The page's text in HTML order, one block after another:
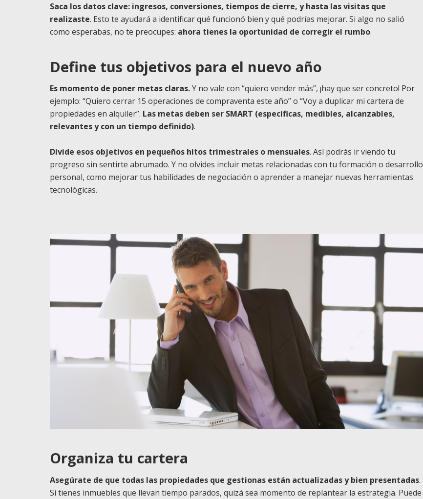
Saca los datos clave: ingresos, conversiones, tiempos de cierre, y hasta las visitas que
realizaste. Esto te ayudará a identificar qué funcionó bien y qué podrías mejorar. Si algo no salió
como esperabas, no te preocupes: ahora tienes la oportunidad de corregir el rumbo.
Define tus objetivos para el nuevo año
Es momento de poner metas claras.Y no vale con “quiero vender más”, ¡hay que ser concreto! Por
ejemplo: “Quiero cerrar 15 operaciones de compraventa este año” o “Voy a duplicar mi cartera de
propiedades en alquiler”. Las metas deben ser SMART (específicas, medibles, alcanzables,
relevantes y con un tiempo definido).
Divide esos objetivos en pequeños hitos trimestrales o mensuales. Así podrás ir viendo tu
progreso sin sentirte abrumado. Y no olvides incluir metas relacionadas con tu formación o desarrollo
personal, como mejorar tus habilidades de negociación o aprender a manejar nuevas herramientas
tecnológicas.
Organiza tu cartera
Asegúrate de que todas las propiedades que gestionas están actualizadas y bien presentadas.
Si tienes inmuebles que llevan tiempo parados, quizá sea momento de replantear la estrategia. Puede